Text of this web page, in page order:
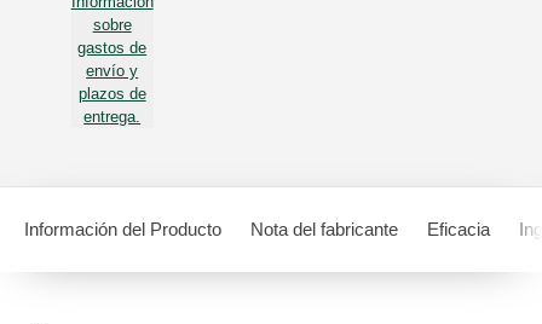
sobre
gastos de
envío y
plazos de
entrega.
Información del Producto Nota del fabricante Eficacia